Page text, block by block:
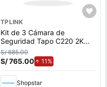
TPLINK
Kit de 3 Cámara de
Seguridad Tapo C220 2K
4MP + Micro SD 128GB Wi-
Fi 360º interior Detección IA
- Tp
S/ 685.00
S/ 765.00 11%de aumento.
Shopstar